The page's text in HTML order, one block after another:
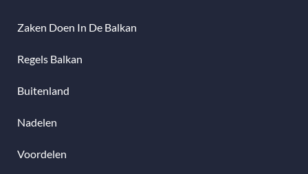
Zaken Doen In De Balkan
Regels Balkan
Buitenland
Nadelen
Voordelen